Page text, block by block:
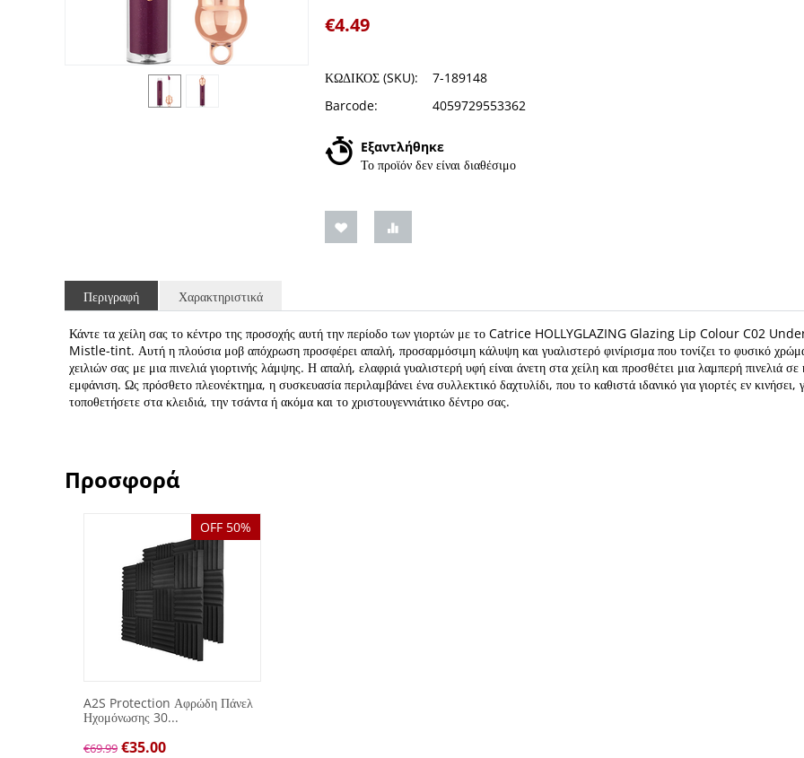
€4.49
ΚΩΔΙΚΟΣ (SKU):
7-189148
Barcode:
4059729553362
Εξαντλήθηκε
Το προϊόν δεν είναι διαθέσιμο
Περιγραφή Χαρακτηριστικά
Κάντε τα χείλη σας το κέντρο της προσοχής αυτή την περίοδο των γιορτών με το Catrice HOLLYGLAZING Glazing Lip Colour C02
Mistle-tint. Αυτή η πλούσια μοβ απόχρωση προσφέρει απαλή, προσαρμόσιμη κάλυψη και γυαλιστερό φινίρισμα που τονίζει το φυσικό
χειλιών σας με μια πινελιά γιορτινής λάμψης. Η απαλή, ελαφριά γυαλιστερή υφή είναι άνετη στα χείλη και προσθέτει μια λαμπερή πινελιά σε
εμφάνιση. Ως πρόσθετο πλεονέκτημα, η συσκευασία περιλαμβάνει ένα συλλεκτικό δαχτυλίδι, που το καθιστά ιδανικό για γιορτές εν κινήσει,
τοποθετήσετε στα κλειδιά, την τσάντα ή ακόμα και το χριστουγεννιάτικο δέντρο σας.
Προσφορά
OFF 50%
A2S Protection Αφρώδη Πάνελ
Ηχομόνωσης 30...
€69.99 €35.00